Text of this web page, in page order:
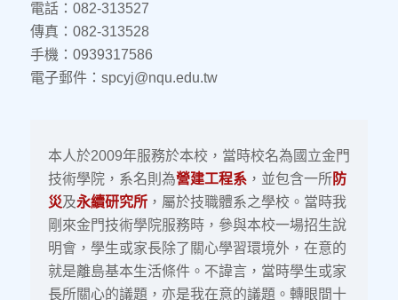
電話：082-313527
傳真：082-313528
手機：0939317586
電子郵件：spcyj@nqu.edu.tw
本人於2009年服務於本校，當時校名為國立金門
技術學院，系名則為營建工程系，並包含一所防
災及永續研究所，屬於技職體系之學校。當時我
剛來金門技術學院服務時，參與本校一場招生說
明會，學生或家長除了關心學習環境外，在意的
就是離島基本生活條件。不諱言，當時學生或家
長所關心的議題，亦是我在意的議題。轉眼間十